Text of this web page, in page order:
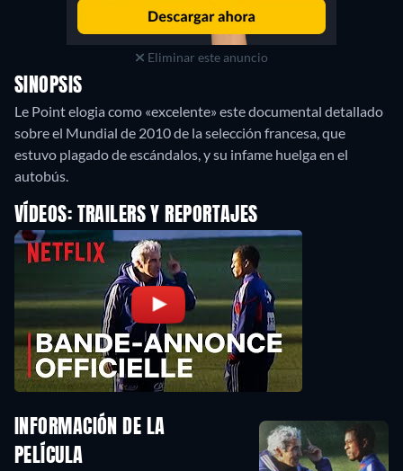
Eliminar este anuncio
SINOPSIS
Le Point elogia como «excelente» este documental detallado
sobre el Mundial de 2010 de la selección francesa, que
estuvo plagado de escándalos, y su infame huelga en el
autobús.
VÍDEOS: TRAILERS Y REPORTAJES
INFORMACIÓN DE LA
PELÍCULA